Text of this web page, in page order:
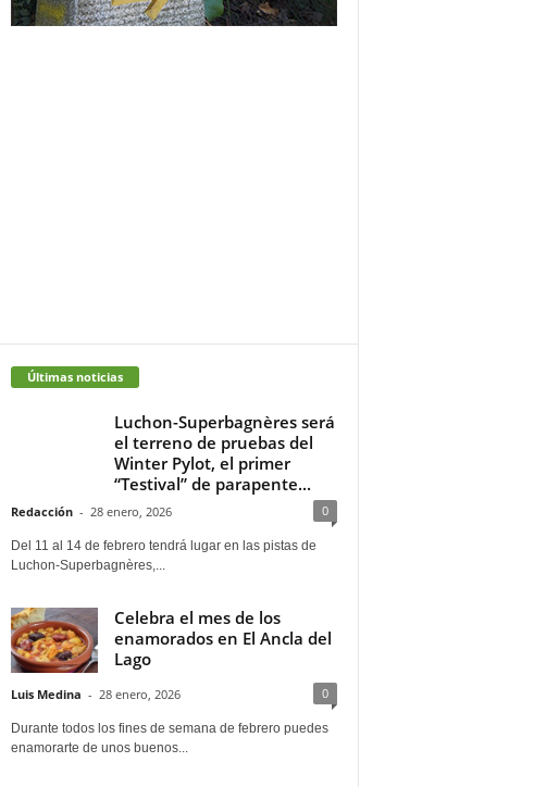
Últimas noticias
Luchon-Superbagnères será
el terreno de pruebas del
Winter Pylot, el primer
“Testival” de parapente...
Redacción - 28 enero, 2026 0
Del 11 al 14 de febrero tendrá lugar en las pistas de
Luchon-Superbagnères,...
Celebra el mes de los
enamorados en El Ancla del
Lago
Luis Medina - 28 enero, 2026 0
Durante todos los fines de semana de febrero puedes
enamorarte de unos buenos...